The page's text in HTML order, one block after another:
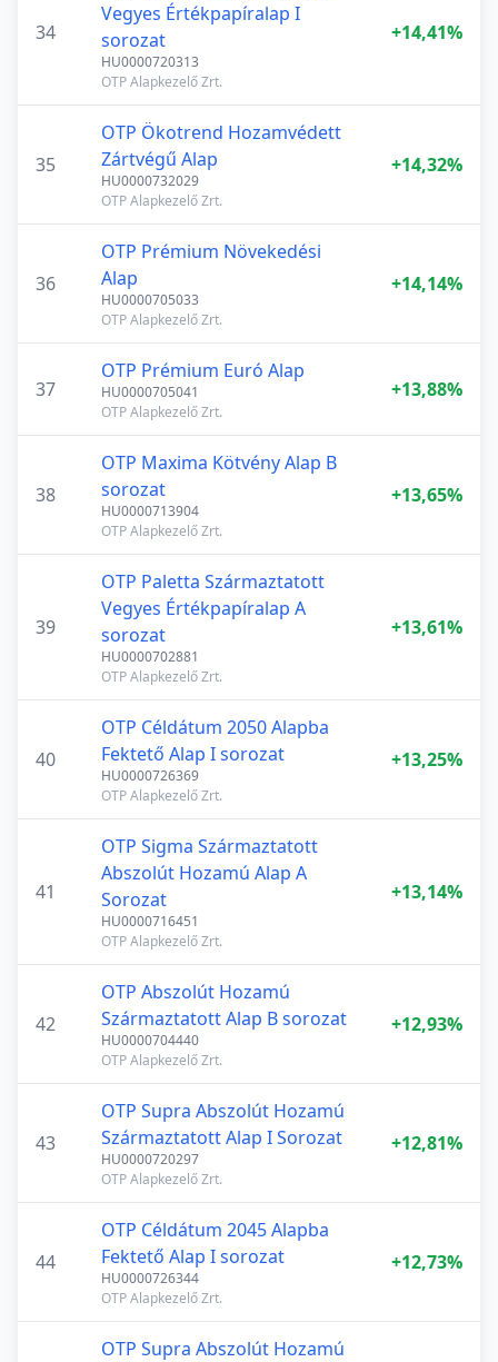
34
Vegyes Értékpapíralap I
sorozat
HU0000720313
OTP Alapkezelő Zrt.
+14,41%
35
OTP Ökotrend Hozamvédett
Zártvégű Alap
HU0000732029
OTP Alapkezelő Zrt.
+14,32%
36
OTP Prémium Növekedési
Alap
HU0000705033
OTP Alapkezelő Zrt.
+14,14%
37
OTP Prémium Euró Alap
HU0000705041
OTP Alapkezelő Zrt.
+13,88%
38
OTP Maxima Kötvény Alap B
sorozat
HU0000713904
OTP Alapkezelő Zrt.
+13,65%
39
OTP Paletta Származtatott
Vegyes Értékpapíralap A
sorozat
HU0000702881
OTP Alapkezelő Zrt.
+13,61%
40
OTP Céldátum 2050 Alapba
Fektető Alap I sorozat
HU0000726369
OTP Alapkezelő Zrt.
+13,25%
41
OTP Sigma Származtatott
Abszolút Hozamú Alap A
Sorozat
HU0000716451
OTP Alapkezelő Zrt.
+13,14%
42
OTP Abszolút Hozamú
Származtatott Alap B sorozat
HU0000704440
OTP Alapkezelő Zrt.
+12,93%
43
OTP Supra Abszolút Hozamú
Származtatott Alap I Sorozat
HU0000720297
OTP Alapkezelő Zrt.
+12,81%
44
OTP Céldátum 2045 Alapba
Fektető Alap I sorozat
HU0000726344
OTP Alapkezelő Zrt.
+12,73%
OTP Supra Abszolút Hozamú